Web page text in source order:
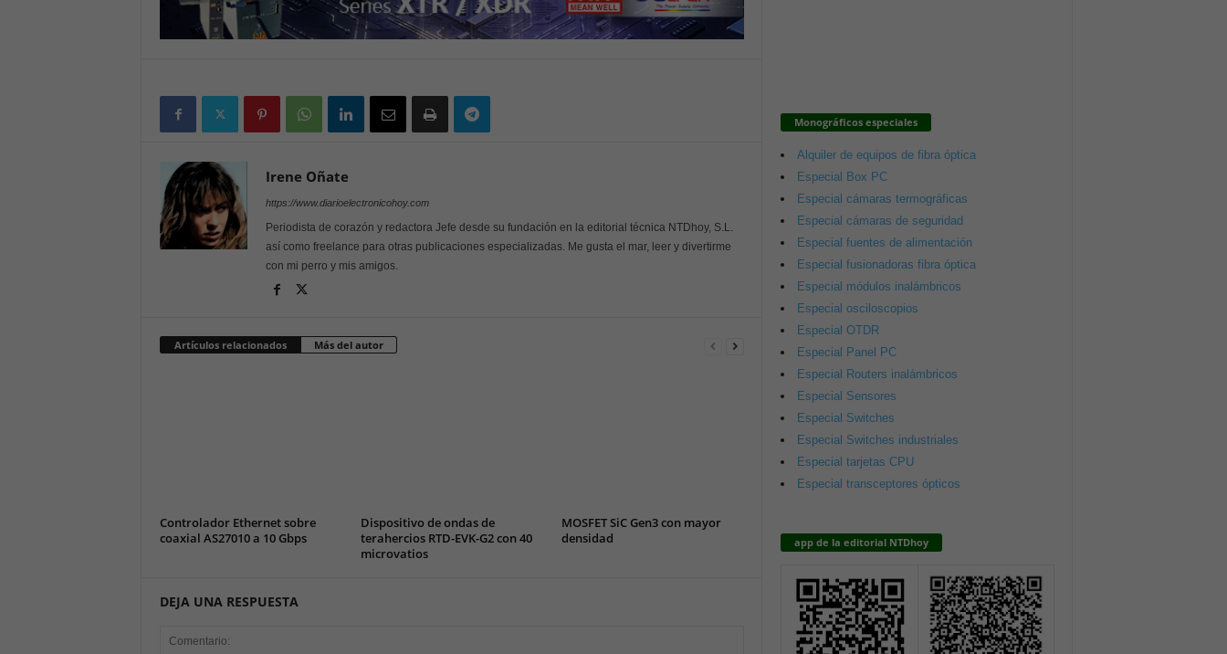
Irene Oñate
https://www.diarioelectronicohoy.com
Periodista de corazón y redactora Jefe desde su fundación en la editorial técnica NTDhoy, S.L.
así como freelance para otras publicaciones especializadas. Me gusta el mar, leer y divertirme
con mi perro y mis amigos.
Artículos relacionados Más del autor
Controlador Ethernet sobre
coaxial AS27010 a 10 Gbps
Dispositivo de ondas de
terahercios RTD-EVK-G2 con 40
microvatios
MOSFET SiC Gen3 con mayor
densidad
DEJA UNA RESPUESTA
Monográficos especiales
Alquiler de equipos de fibra óptica
Especial Box PC
Especial cámaras termográficas
Especial cámaras de seguridad
Especial fuentes de alimentación
Especial fusionadoras fibra óptica
Especial módulos inalámbricos
Especial osciloscopios
Especial OTDR
Especial Panel PC
Especial Routers inalámbricos
Especial Sensores
Especial Switches
Especial Switches industriales
Especial tarjetas CPU
Especial transceptores ópticos
app de la editorial NTDhoy